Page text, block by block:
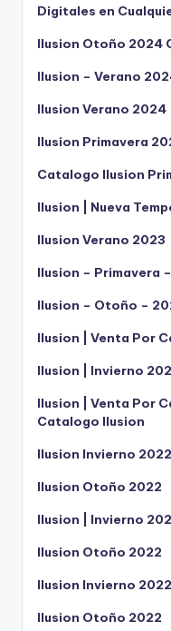
Digitales en
Ilusion Otoño 2024
Ilusion – Verano
Ilusion Verano 2024
Ilusion Primavera
Catalogo Ilusion
Ilusion | Nueva
Ilusion Verano 2023
Ilusion – Primavera
Ilusion – Otoño –
Ilusion | Venta Por
Ilusion | Invierno
Ilusion | Venta Por
Catalogo Ilusion
Ilusion Invierno 2022
Ilusion Otoño 2022
Ilusion | Invierno
Ilusion Otoño 2022
Ilusion Invierno 2022
Ilusion Otoño 2022